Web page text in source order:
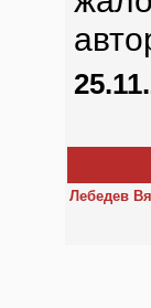
Лебедев